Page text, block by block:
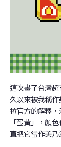
這次畫了台灣
久以來被我稱
拉官方的解釋
「蛋黃」，顏
直把它當作美乃